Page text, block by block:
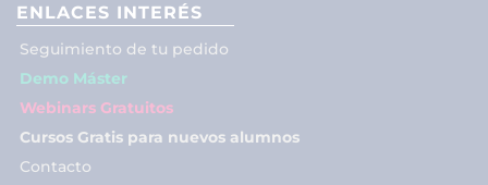
ENLACES INTERÉS
Seguimiento de tu pedido
Demo Máster
Webinars Gratuitos
Cursos Gratis para nuevos alumnos
Contacto